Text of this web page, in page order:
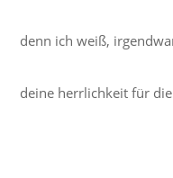
denn ich weiß,
deine herrlichkeit für